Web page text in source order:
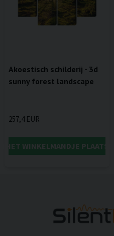
Akoestisch schilderij - 3d
sunny forest landscape
257,4 EUR
HET WINKELMANDJE PLAATSEN